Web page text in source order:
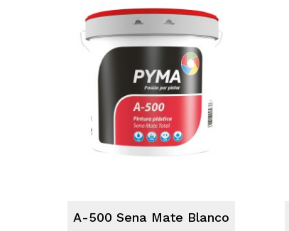
A-500 Sena Mate Blanco